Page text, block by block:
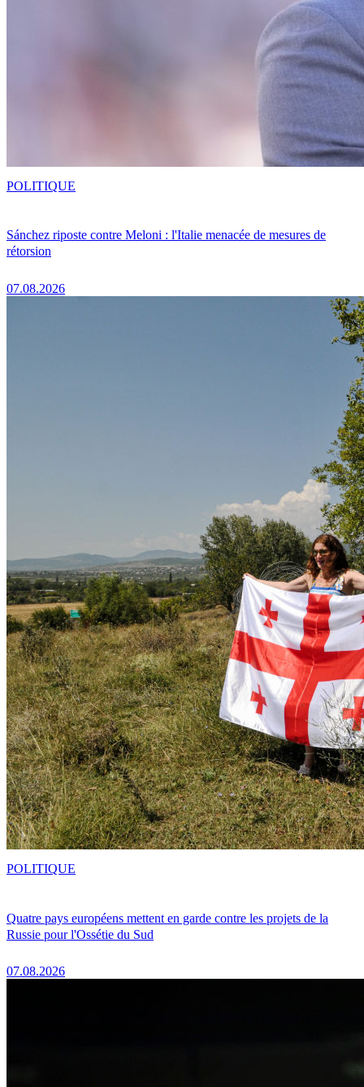
Sánchez riposte contre Meloni : l'Italie menacée de mesures de
rétorsion
07.08.2026
POLITIQUE
Quatre pays européens mettent en garde contre les projets de la
Russie pour l'Ossétie du Sud
07.08.2026
POLITIQUE